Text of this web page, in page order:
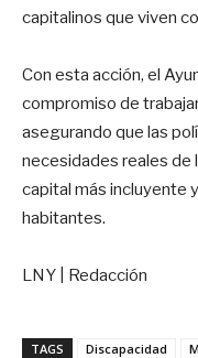
capitalinos que viven
Con esta acción, el
compromiso de
asegurando que las
necesidades reales de
capital más incluyente
habitantes.
LNY | Redacción
TAGS Discapacidad